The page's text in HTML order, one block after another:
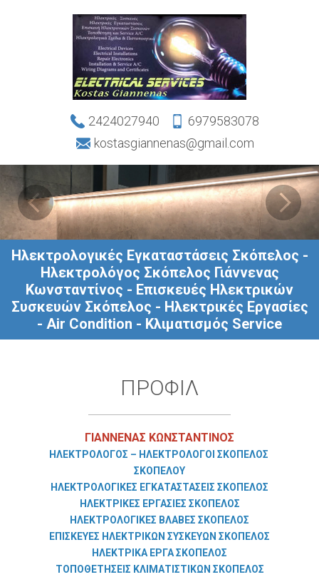
2424027940
6979583078
kostasgiannenas@gmail.com
Ηλεκτρολογικές Εγκαταστάσεις Σκόπελος -
Ηλεκτρολόγος Σκόπελος Γιάννενας
Κωνσταντίνος - Επισκευές Ηλεκτρικών
Συσκευών Σκόπελος - Ηλεκτρικές Εργασίες
- Air Condition - Κλιματισμός Service
ΠΡΟΦΊΛ
ΓΙΑΝΝΕΝΑΣ ΚΩΝΣΤΑΝΤΙΝΟΣ
ΗΛΕΚΤΡΟΛΟΓΟΣ – ΗΛΕΚΤΡΟΛΟΓΟΙ ΣΚΟΠΕΛΟΣ
ΣΚΟΠΕΛΟΥ
ΗΛΕΚΤΡΟΛΟΓΙΚΕΣ ΕΓΚΑΤΑΣΤΑΣΕΙΣ ΣΚΟΠΕΛΟΣ
ΗΛΕΚΤΡΙΚΕΣ ΕΡΓΑΣΙΕΣ ΣΚΟΠΕΛΟΣ
ΗΛΕΚΤΡΟΛΟΓΙΚΕΣ ΒΛΑΒΕΣ ΣΚΟΠΕΛΟΣ
ΕΠΙΣΚΕΥΕΣ ΗΛΕΚΤΡΙΚΩΝ ΣΥΣΚΕΥΩΝ ΣΚΟΠΕΛΟΣ
ΗΛΕΚΤΡΙΚΑ ΕΡΓΑ ΣΚΟΠΕΛΟΣ
ΤΟΠΟΘΕΤΗΣΕΙΣ ΚΛΙΜΑΤΙΣΤΙΚΩΝ ΣΚΟΠΕΛΟΣ